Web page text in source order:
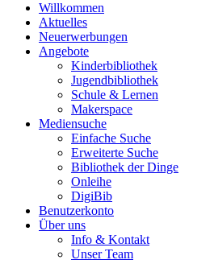
Willkommen
Aktuelles
Neuerwerbungen
Angebote
Kinderbibliothek
Jugendbibliothek
Schule & Lernen
Makerspace
Mediensuche
Einfache Suche
Erweiterte Suche
Bibliothek der Dinge
Onleihe
DigiBib
Benutzerkonto
Über uns
Info & Kontakt
Unser Team